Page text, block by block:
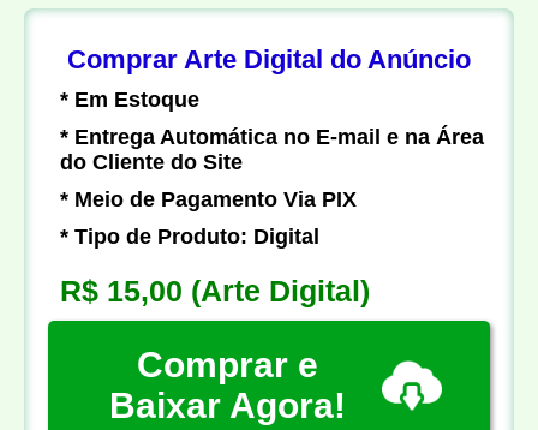
Comprar Arte Digital do Anúncio
* Em Estoque
* Entrega Automática no E-mail e na Área
do Cliente do Site
* Meio de Pagamento Via PIX
* Tipo de Produto: Digital
R$ 15,00 (Arte Digital)
Comprar e
Baixar Agora!